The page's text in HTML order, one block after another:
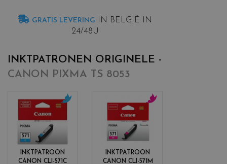
GRATIS LEVERING IN BELGIË IN
24/48U
INKTPATRONEN ORIGINELE -
CANON PIXMA TS 8053
INKTPATROON
CANON CLI-571C
c
o
r
s
INKTPATROON
CANON CLI-571M
o
r
s